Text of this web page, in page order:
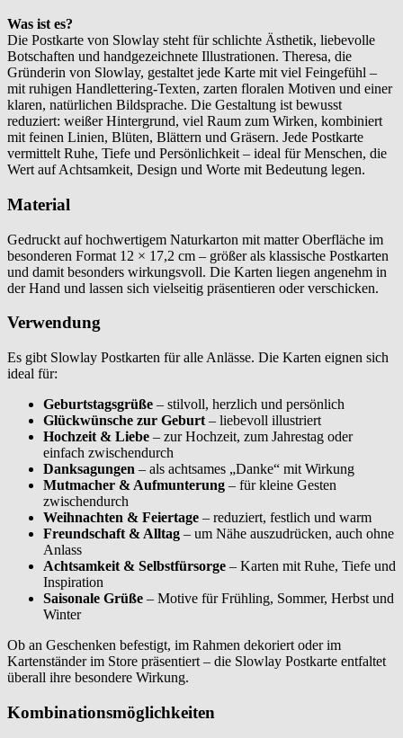
Was ist es?
Die Postkarte von Slowlay steht für schlichte Ästhetik, liebevolle
Botschaften und handgezeichnete Illustrationen. Theresa, die
Gründerin von Slowlay, gestaltet jede Karte mit viel Feingefühl –
mit ruhigen Handlettering-Texten, zarten floralen Motiven und einer
klaren, natürlichen Bildsprache. Die Gestaltung ist bewusst
reduziert: weißer Hintergrund, viel Raum zum Wirken, kombiniert
mit feinen Linien, Blüten, Blättern und Gräsern. Jede Postkarte
vermittelt Ruhe, Tiefe und Persönlichkeit – ideal für Menschen, die
Wert auf Achtsamkeit, Design und Worte mit Bedeutung legen.
Material
Gedruckt auf hochwertigem Naturkarton mit matter Oberfläche im
besonderen Format 12 × 17,2 cm – größer als klassische Postkarten
und damit besonders wirkungsvoll. Die Karten liegen angenehm in
der Hand und lassen sich vielseitig präsentieren oder verschicken.
Verwendung
Es gibt Slowlay Postkarten für alle Anlässe. Die Karten eignen sich
ideal für:
Geburtstagsgrüße – stilvoll, herzlich und persönlich
Glückwünsche zur Geburt – liebevoll illustriert
Hochzeit & Liebe – zur Hochzeit, zum Jahrestag oder
einfach zwischendurch
Danksagungen – als achtsames „Danke“ mit Wirkung
Mutmacher & Aufmunterung – für kleine Gesten
zwischendurch
Weihnachten & Feiertage – reduziert, festlich und warm
Freundschaft & Alltag – um Nähe auszudrücken, auch ohne
Anlass
Achtsamkeit & Selbstfürsorge – Karten mit Ruhe, Tiefe und
Inspiration
Saisonale Grüße – Motive für Frühling, Sommer, Herbst und
Winter
Ob an Geschenken befestigt, im Rahmen dekoriert oder im
Kartenständer im Store präsentiert – die Slowlay Postkarte entfaltet
überall ihre besondere Wirkung.
Kombinationsmöglichkeiten